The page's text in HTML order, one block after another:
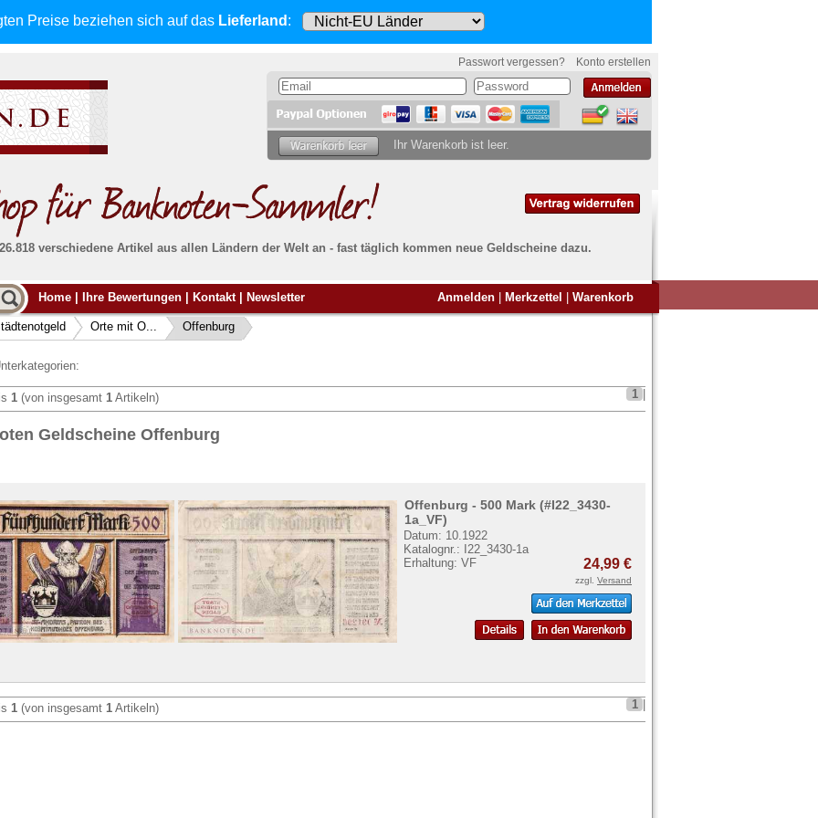
Preise beziehen sich auf das Lieferland :
Passwort vergessen? Konto erstellen
Ihr Warenkorb ist leer.
verschiedene Artikel aus allen Ländern der Welt an - fast täglich kommen neue Geldscheine dazu.
Alle Lieferungen, auch ins Ausland, werden
von uns voll versichert. Sie habenkein Risiko
falls die Sendung verloren geht oder beschädigt
wird.
Absolute Zuverlässigkeit:
Banknoten
Möchten Sie Banknoten
verkaufen?
Siehier.
Home Ihre Bewertungen Kontakt Newsletter Anmelden Merkzettel Warenkorb
Orte mit O... Offenburg
1 (von insgesamt 1 Artikeln) 1
Geldscheine Offenburg
Offenburg - 500 Mark (#I22_3430-
1a_VF)
Datum: 10.1922
Katalognr.: I22_3430-1a
Erhaltung: VF
24,99 €
zzgl. Versand
1 (von insgesamt 1 Artikeln) 1